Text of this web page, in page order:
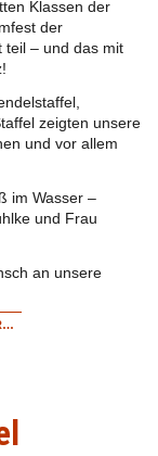
Klassen der
der
teil – und das mit
zeigten unsere
und vor allem
im Wasser –
und Frau
an unsere
NÄCHSTER ARTIKEL